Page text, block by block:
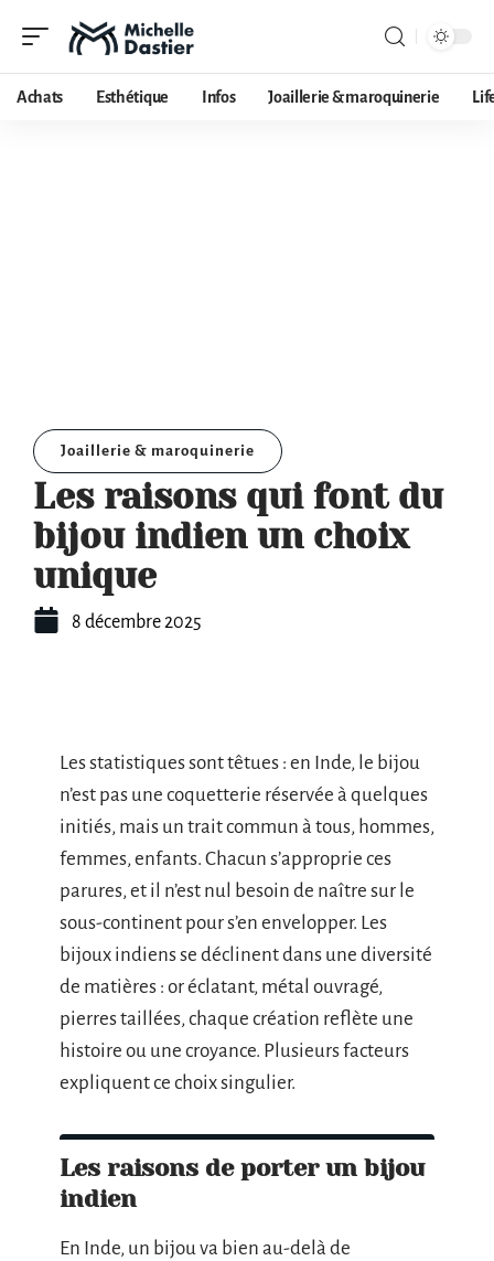
Achats Esthétique Infos Joaillerie & maroquinerie
Joaillerie & maroquinerie
Les raisons qui font du
bijou indien un choix
unique
8 décembre 2025
Les statistiques sont têtues : en Inde, le bijou
n’est pas une coquetterie réservée à quelques
initiés, mais un trait commun à tous, hommes,
femmes, enfants. Chacun s’approprie ces
parures, et il n’est nul besoin de naître sur le
sous-continent pour s’en envelopper. Les
bijoux indiens se déclinent dans une diversité
de matières : or éclatant, métal ouvragé,
pierres taillées, chaque création reflète une
histoire ou une croyance. Plusieurs facteurs
expliquent ce choix singulier.
Les raisons de porter un bijou
indien
En Inde, un bijou va bien au-delà de